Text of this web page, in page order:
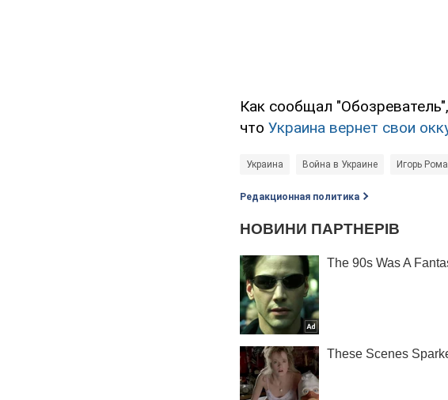
Как сообщал
что Украина вернет свои
Украина Война в Украине Игорь
Редакционная политика